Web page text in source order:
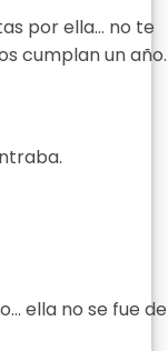
por ella… no te
cumplan un año.
ella no se fue de